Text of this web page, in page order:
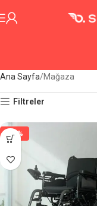
Ana Sayfa Mağaza
Filtreler
-29%